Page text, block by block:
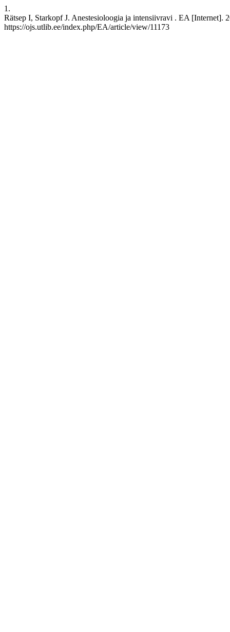
1.
Rätsep I, Starkopf J. Anestesioloogia ja intensiivravi . EA
https://ojs.utlib.ee/index.php/EA/article/view/11173